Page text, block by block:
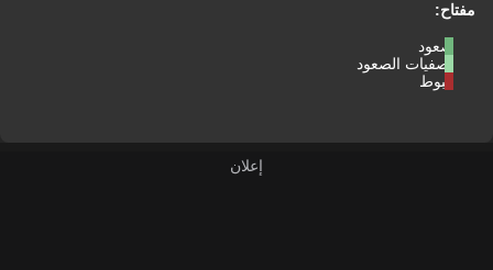
مفتاح:
صعود
تصفيات الصعود
هبوط